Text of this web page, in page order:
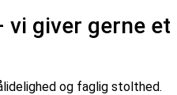
vi giver gerne et
og faglig stolthed.